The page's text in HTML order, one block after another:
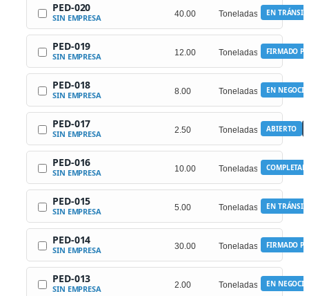
PED-020
SIN EMPRESA EN
PED-019
SIN EMPRESA FIRMADO
PED-018
SIN EMPRESA EN
PED-017
SIN EMPRESA ABIERTO
PED-016
SIN EMPRESA
PED-015
SIN EMPRESA EN
PED-014
SIN EMPRESA FIRMADO
PED-013
SIN EMPRESA EN